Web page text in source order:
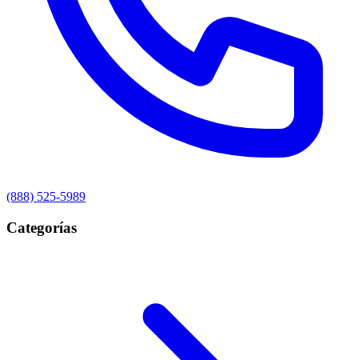
(888) 525-5989
Categorías